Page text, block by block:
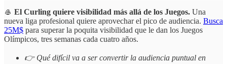
🥌 El Curling quiere visibilidad más allá de los Juegos. Una
nueva liga profesional quiere aprovechar el pico de audiencia. Busca
25M$ para superar la poquita visibilidad que le dan los Juegos
Olímpicos, tres semanas cada cuatro años.
👉 Qué difícil va a ser convertir la audiencia puntual en